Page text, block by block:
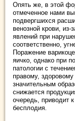
Опять же, в этой
отмеченное нами
подвергшихся
венозной крови, из-
явлений при
соответственно,
Поражение
яичко, однако при
патологии с
правому,
значительным
снижается
очередь, приводит
бесплодия.